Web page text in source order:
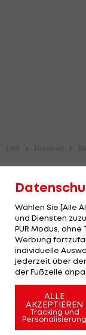
Wählen Sie [Alle
und Diensten
PUR Modus,
Werbung
individuelle
jederzeit über
der Fußzeile
ALLE
AKZEPTIEREN
Tracking und
Personalisierung